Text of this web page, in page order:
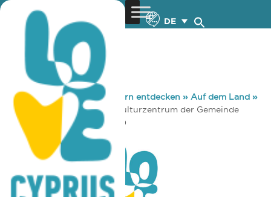
DE
You are here: Home »Zypern entdecken » Auf dem Land »
Museen & Galerien»Das Kulturzentrum der Gemeinde
Famagusta (Ammochostos)